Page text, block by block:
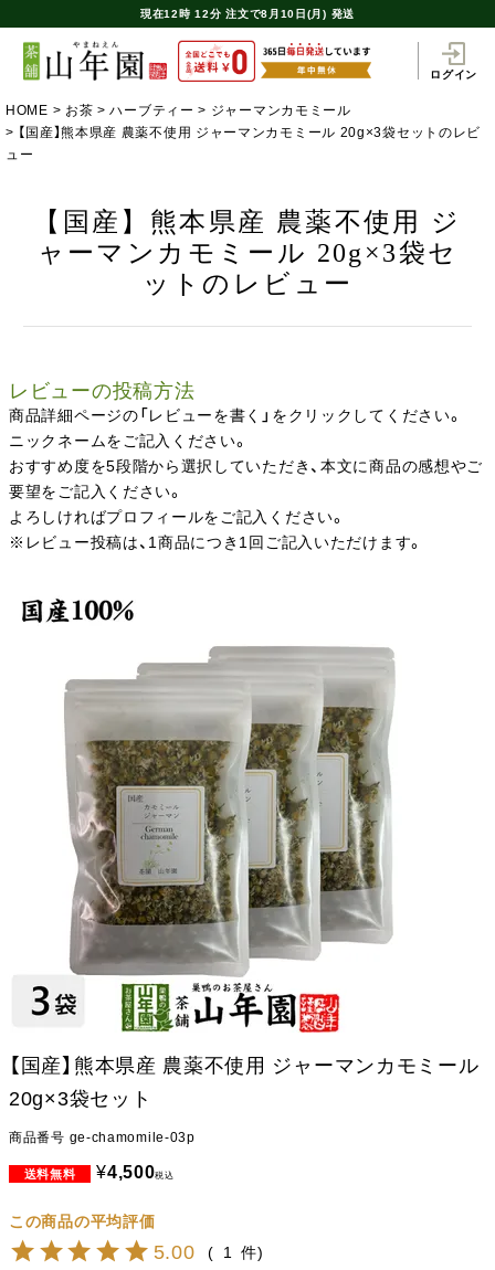
現在12時 12分 注文で8月10日(月) 発送
ログイン
HOME お茶 ハーブティー
ジャーマンカモミール
【国産】熊本県産 農薬不使用 ジャーマンカモミール 20g×3袋セットのレビ
ュー
【国産】熊本県産 農薬不使用 ジ
ャーマンカモミール 20g×3袋セ
ットのレビュー
レビューの投稿方法
商品詳細ページの「レビューを書く」をクリックしてください。
ニックネームをご記入ください。
おすすめ度を5段階から選択していただき、本文に商品の感想やご
要望をご記入ください。
よろしければプロフィールをご記入ください。
※レビュー投稿は、1商品につき1回ご記入いただけます。
【国産】熊本県産 農薬不使用 ジャーマンカモミール
20g×3袋セット
商品番号 ge-chamomile-03p
¥4,500税込
5.00 1